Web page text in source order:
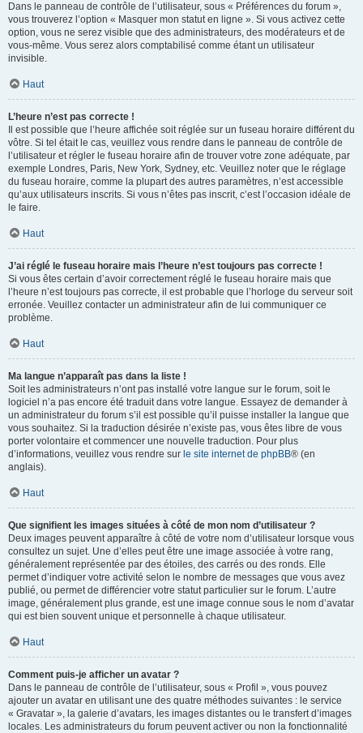
Dans le panneau de contrôle de l’utilisateur, sous « Préférences du forum »,
vous trouverez l’option « Masquer mon statut en ligne ». Si vous activez cette
option, vous ne serez visible que des administrateurs, des modérateurs et de
vous-même. Vous serez alors comptabilisé comme étant un utilisateur
invisible.
Haut
L’heure n’est pas correcte !
Il est possible que l’heure affichée soit réglée sur un fuseau horaire différent du
vôtre. Si tel était le cas, veuillez vous rendre dans le panneau de contrôle de
l’utilisateur et régler le fuseau horaire afin de trouver votre zone adéquate, par
exemple Londres, Paris, New York, Sydney, etc. Veuillez noter que le réglage
du fuseau horaire, comme la plupart des autres paramètres, n’est accessible
qu’aux utilisateurs inscrits. Si vous n’êtes pas inscrit, c’est l’occasion idéale de
le faire.
Haut
J’ai réglé le fuseau horaire mais l’heure n’est toujours pas correcte !
Si vous êtes certain d’avoir correctement réglé le fuseau horaire mais que
l’heure n’est toujours pas correcte, il est probable que l’horloge du serveur soit
erronée. Veuillez contacter un administrateur afin de lui communiquer ce
problème.
Haut
Ma langue n’apparaît pas dans la liste !
Soit les administrateurs n’ont pas installé votre langue sur le forum, soit le
logiciel n’a pas encore été traduit dans votre langue. Essayez de demander à
un administrateur du forum s’il est possible qu’il puisse installer la langue que
vous souhaitez. Si la traduction désirée n’existe pas, vous êtes libre de vous
porter volontaire et commencer une nouvelle traduction. Pour plus
d’informations, veuillez vous rendre sur le site internet de phpBB® (en
anglais).
Haut
Que signifient les images situées à côté de mon nom d’utilisateur ?
Deux images peuvent apparaître à côté de votre nom d’utilisateur lorsque vous
consultez un sujet. Une d’elles peut être une image associée à votre rang,
généralement représentée par des étoiles, des carrés ou des ronds. Elle
permet d’indiquer votre activité selon le nombre de messages que vous avez
publié, ou permet de différencier votre statut particulier sur le forum. L’autre
image, généralement plus grande, est une image connue sous le nom d’avatar
qui est bien souvent unique et personnelle à chaque utilisateur.
Haut
Comment puis-je afficher un avatar ?
Dans le panneau de contrôle de l’utilisateur, sous « Profil », vous pouvez
ajouter un avatar en utilisant une des quatre méthodes suivantes : le service
« Gravatar », la galerie d’avatars, les images distantes ou le transfert d’images
locales. Les administrateurs du forum peuvent activer ou non la fonctionnalité